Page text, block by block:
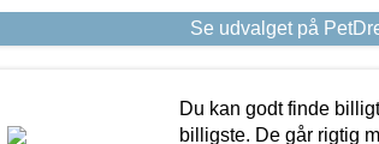
Se udvalget på
Du kan godt finde
billigste. De går rigtig